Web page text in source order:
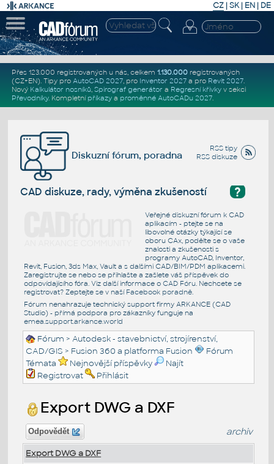
CZ | SK| EN | DE
Přes 123.000 registrovaných u nás, celkem 1.130.000registrovaných
(CZ+EN). Tipy pro AutoCAD 2027, pro Inventor 2027a pro Revit 2027.
Nový Kalkulátor nosníků, Spirograf generátor a Regresní křivkyv sekci
Převodníky. Kompletní příkazya proměnné AutoCADu 2027.
RSS tipy
RSS diskuze
Diskuzní fórum, poradna
?
CAD diskuze, rady, výměna zkušeností
Veřejné diskuzní fórum k CAD
aplikacím - ptejte se na
libovolné otázky týkající se
oboru CAx, podělte se o vaše
znalosti a zkušenosti s
programy AutoCAD, Inventor,
Revit, Fusion, 3ds Max, Vault a s dalšími CAD/BIM/PDM aplikacemi.
Zaregistrujte se nebo se přihlašte a zašlete váš příspěvek do
odpovídajícího fóra. Viz další informace o CAD Fóru. Nechcete se
registrovat? Zeptejte se v naší Facebook poradně.
Fórum nenahrazuje technický support firmy ARKANCE (CAD
Studio) - přímá podpora pro zákazníky funguje na
emea.support.arkance.world
Fórum >Autodesk - stavebnictví, strojírenství,
CAD/GIS > Fusion 360 a platforma Fusion
Fórum
Témata
Nejnovější příspěvky
Najít
Registrovat
Přihlásit
Export DWG a DXF
Odpovědět archiv
Export DWG a DXF